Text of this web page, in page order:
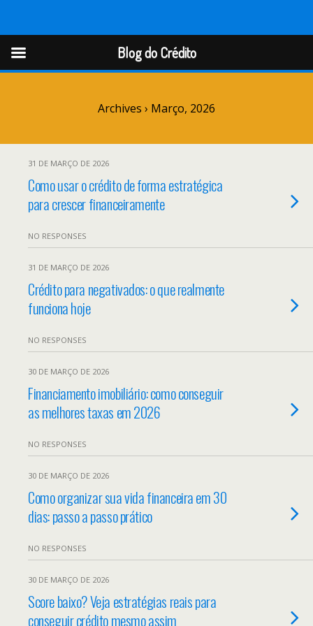
Blog do Crédito
Archives › Março, 2026
31 DE MARÇO DE 2026
Como usar o crédito de forma estratégica
para crescer financeiramente
NO RESPONSES
31 DE MARÇO DE 2026
Crédito para negativados: o que realmente
funciona hoje
NO RESPONSES
30 DE MARÇO DE 2026
Financiamento imobiliário: como conseguir
as melhores taxas em 2026
NO RESPONSES
30 DE MARÇO DE 2026
Como organizar sua vida financeira em 30
dias: passo a passo prático
NO RESPONSES
30 DE MARÇO DE 2026
Score baixo? Veja estratégias reais para
conseguir crédito mesmo assim
Blog do Crédito